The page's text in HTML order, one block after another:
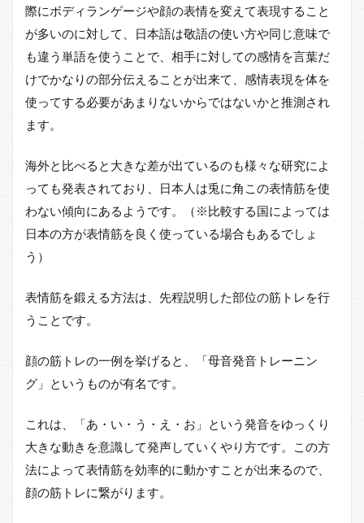
際にボディランゲージや顔の表情を変えて表現すること
が多いのに対して、日本語は敬語の使い方や同じ意味で
も違う単語を使うことで、相手に対しての感情を言葉だ
けでかなりの部分伝えることが出来て、感情表現を体を
使ってする必要があまりないからではないかと推測され
ます。
海外と比べると大きな差が出ているのも様々な研究によ
っても発表されており、日本人は兎に角この表情筋を使
わない傾向にあるようです。（※比較する国によっては
日本の方が表情筋を良く使っている場合もあるでしょ
う）
表情筋を鍛える方法は、先程説明した部位の筋トレを行
うことです。
顔の筋トレの一例を挙げると、「母音発音トレーニン
グ」というものが有名です。
これは、「あ・い・う・え・お」という発音をゆっくり
大きな動きを意識して発声していくやり方です。この方
法によって表情筋を効率的に動かすことが出来るので、
顔の筋トレに繋がります。